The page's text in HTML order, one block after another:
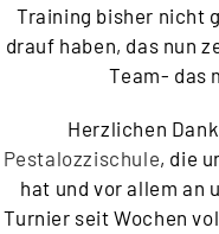
Training bisher nicht
drauf haben, das nun
Team- das
Herzlichen
Pestalozzischule, die
hat und vor allem an
Turnier seit Wochen